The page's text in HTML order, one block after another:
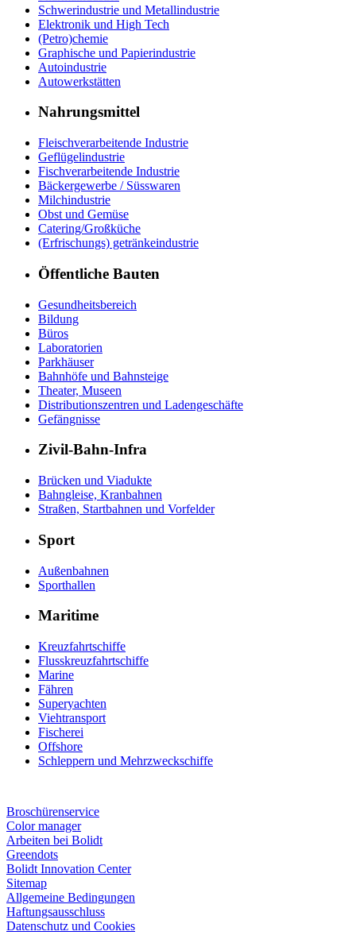
Schwerindustrie und Metallindustrie
Elektronik und High Tech
(Petro)chemie
Graphische und Papierindustrie
Autoindustrie
Autowerkstätten
Nahrungsmittel
Fleischverarbeitende Industrie
Geflügelindustrie
Fischverarbeitende Industrie
Bäckergewerbe / Süsswaren
Milchindustrie
Obst und Gemüse
Catering/Großküche
(Erfrischungs) getränkeindustrie
Öffentliche Bauten
Gesundheitsbereich
Bildung
Büros
Laboratorien
Parkhäuser
Bahnhöfe und Bahnsteige
Theater, Museen
Distributionszentren und Ladengeschäfte
Gefängnisse
Zivil-Bahn-Infra
Brücken und Viadukte
Bahngleise, Kranbahnen
Straßen, Startbahnen und Vorfelder
Sport
Außenbahnen
Sporthallen
Maritime
Kreuzfahrtschiffe
Flusskreuzfahrtschiffe
Marine
Fähren
Superyachten
Viehtransport
Fischerei
Offshore
Schleppern und Mehrzweckschiffe
Broschürenservice
Color manager
Arbeiten bei Bolidt
Greendots
Bolidt Innovation Center
Sitemap
Allgemeine Bedingungen
Haftungsausschluss
Datenschutz und Cookies